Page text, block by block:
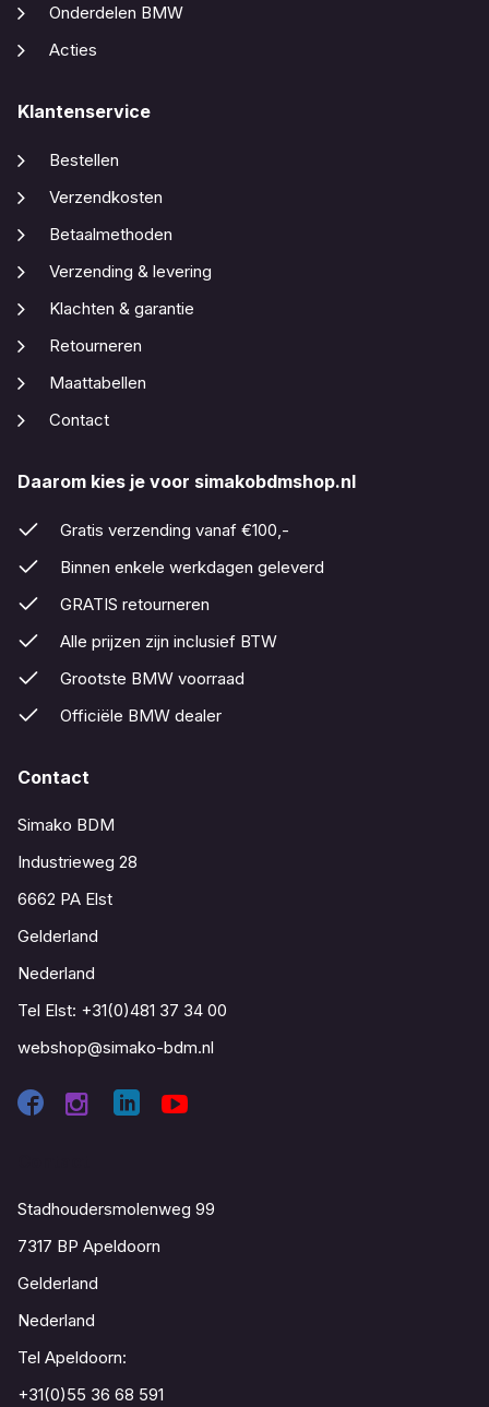
Onderdelen BMW
Acties
Klantenservice
Bestellen
Verzendkosten
Betaalmethoden
Verzending & levering
Klachten & garantie
Retourneren
Maattabellen
Contact
Daarom kies je voor simakobdmshop.nl
Gratis verzending vanaf €100,-
Binnen enkele werkdagen geleverd
GRATIS retourneren
Alle prijzen zijn inclusief BTW
Grootste BMW voorraad
Officiële BMW dealer
Contact
Simako BDM
Industrieweg 28
6662 PA Elst
Gelderland
Nederland
Tel Elst: +31(0)481 37 34 00
webshop@simako-bdm.nl
Stadhoudersmolenweg 99
7317 BP Apeldoorn
Gelderland
Nederland
Tel Apeldoorn:
+31(0)55 36 68 591